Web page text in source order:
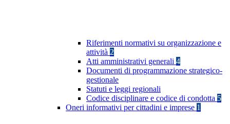
Riferimenti normativi su organizzazione e
attività 2
Atti amministrativi generali 4
Documenti di programmazione strategico-
gestionale
Statuti e leggi regionali
Codice disciplinare e codice di condotta 5
Oneri informativi per cittadini e imprese 1